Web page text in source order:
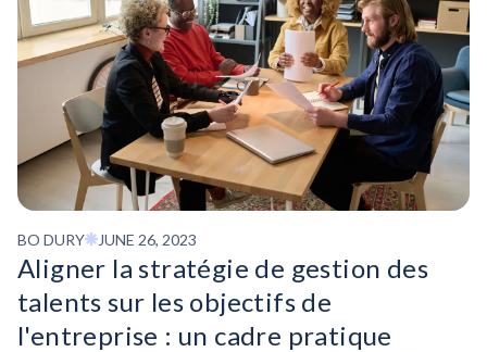
BO DURY JUNE 26, 2023
Aligner la stratégie de gestion des
talents sur les objectifs de
l'entreprise : un cadre pratique